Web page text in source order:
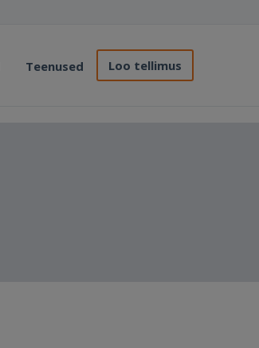
Teenused Loo tellimus